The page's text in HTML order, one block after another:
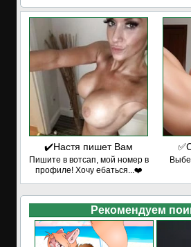
✔️Настя пишет Вам
Пишите в вотсап, мой номер в
профиле! Хочу ебаться...❤️
Рекомендуем